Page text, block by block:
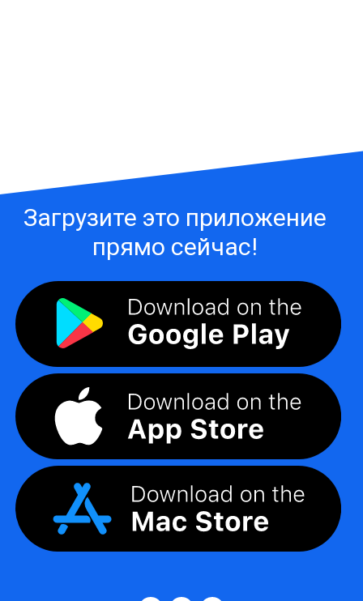
Загрузите это приложение
прямо сейчас!